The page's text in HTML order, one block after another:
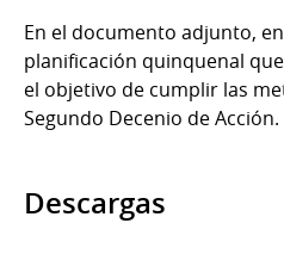
En el documento adjunto,
planificación quinquenal
el objetivo de cumplir las
Segundo Decenio de Acción.
Descargas